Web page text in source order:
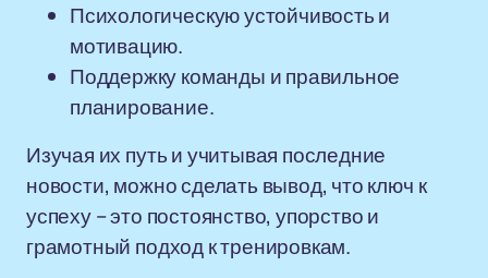
Психологическую устойчивость и
мотивацию.
Поддержку команды и правильное
планирование.
Изучая их путь и учитывая последние
новости, можно сделать вывод, что ключ к
успеху – это постоянство, упорство и
грамотный подход к тренировкам.